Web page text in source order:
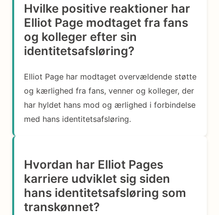
Hvilke positive reaktioner har
Elliot Page modtaget fra fans
og kolleger efter sin
identitetsafsløring?
Elliot Page har modtaget overvældende støtte
og kærlighed fra fans, venner og kolleger, der
har hyldet hans mod og ærlighed i forbindelse
med hans identitetsafsløring.
Hvordan har Elliot Pages
karriere udviklet sig siden
hans identitetsafsløring som
transkønnet?